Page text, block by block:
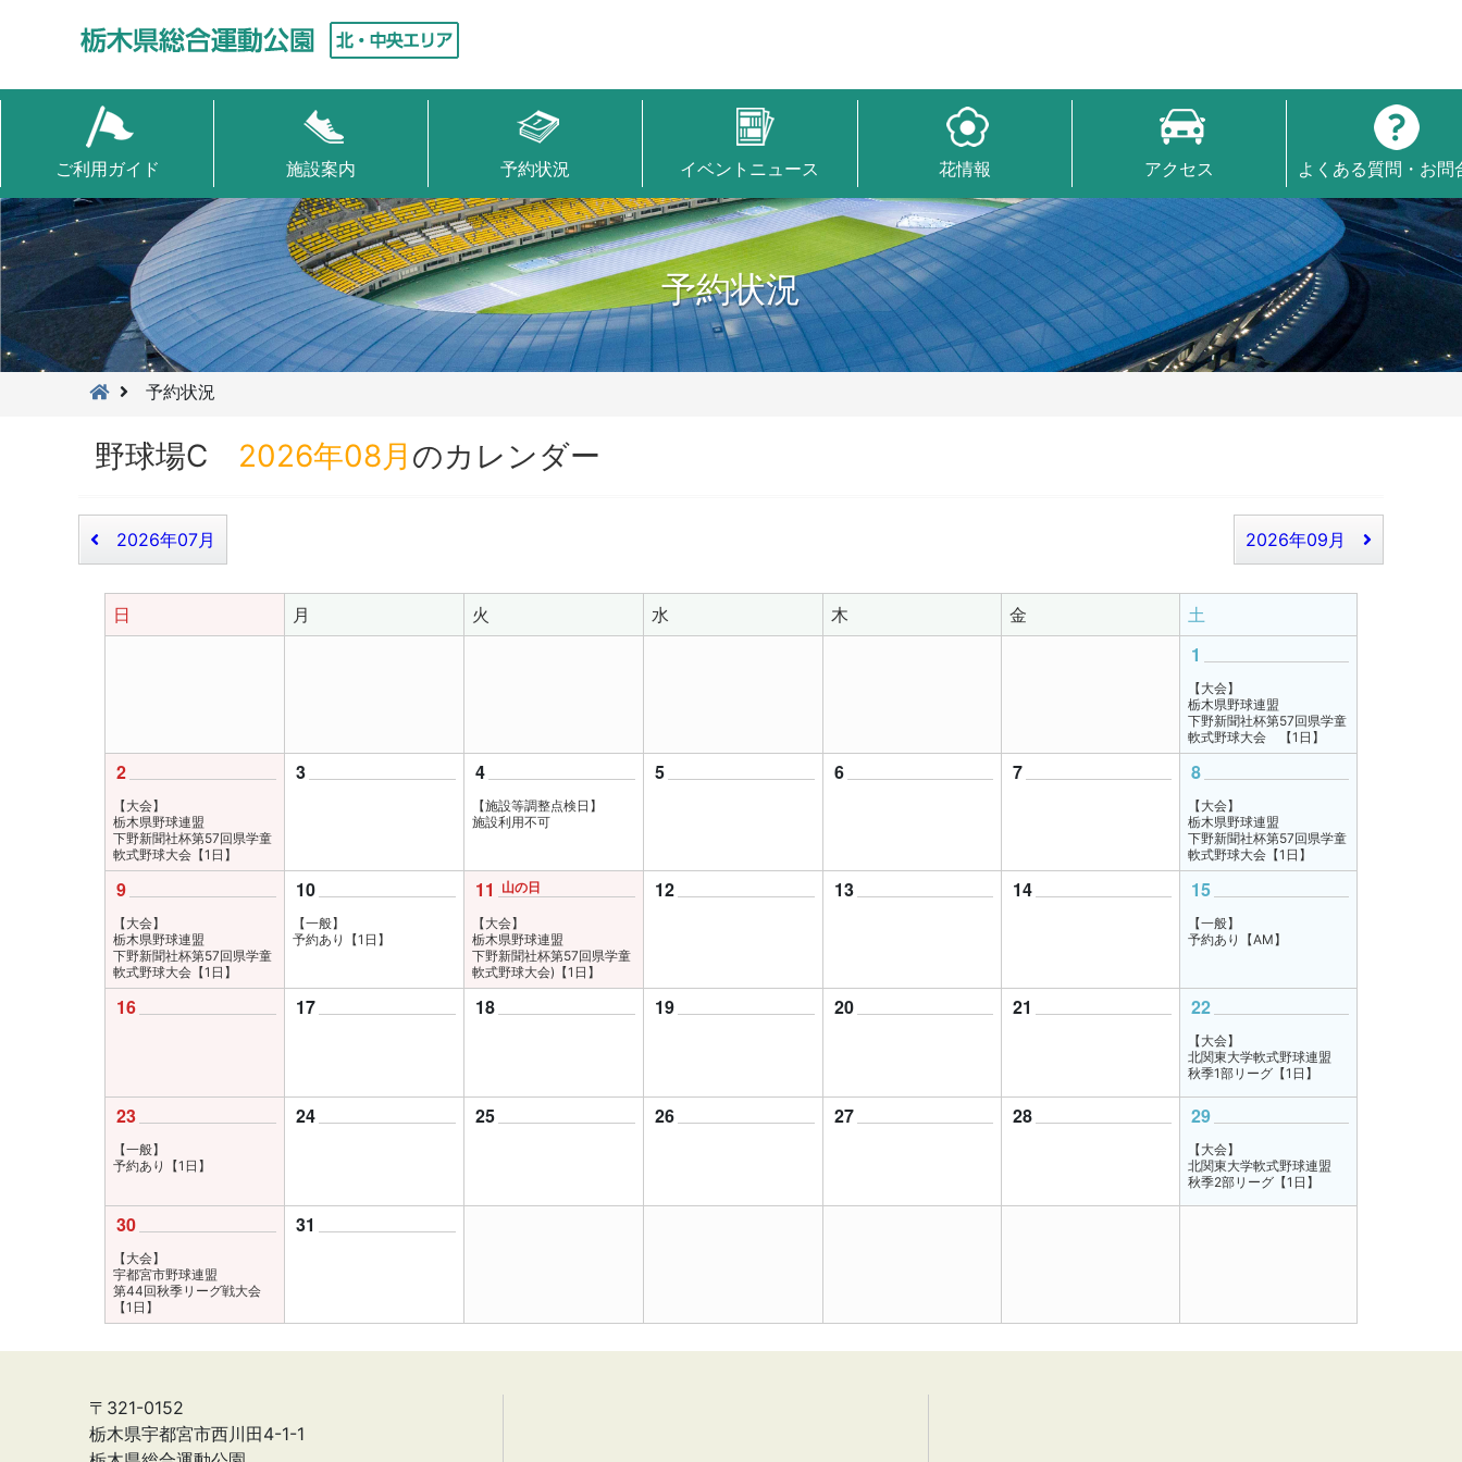
ご利用ガイド 施設案内 予約状況 イベントニュース 花情報 アクセス よくある質問・お問
予約状況
予約状況
野球場C 2026年08月 のカレンダー
2026年07月 2026年09月
日 月 火 水 木 金 土
1
【大会】
栃木県野球連盟
下野新聞社杯第57回県学童
軟式野球大会 【1日】
2
【大会】
栃木県野球連盟
下野新聞社杯第57回県学童
軟式野球大会【1日】
3 4
【施設等調整点検日】
施設利用不可
5 6 7 8
【大会】
栃木県野球連盟
下野新聞社杯第57回県学童
軟式野球大会【1日】
9
【大会】
栃木県野球連盟
下野新聞社杯第57回県学童
軟式野球大会【1日】
10
【一般】
予約あり【1日】
11 山の日
【大会】
栃木県野球連盟
下野新聞社杯第57回県学童
軟式野球大会)【1日】
12 13 14 15
【一般】
予約あり【AM】
16 17 18 19 20 21 22
【大会】
北関東大学軟式野球連盟
秋季1部リーグ【1日】
23
【一般】
予約あり【1日】
24 25 26 27 28 29
【大会】
北関東大学軟式野球連盟
秋季2部リーグ【1日】
30
【大会】
宇都宮市野球連盟
第44回秋季リーグ戦大会
【1日】
31
〒321-0152
栃木県宇都宮市西川田4-1-1